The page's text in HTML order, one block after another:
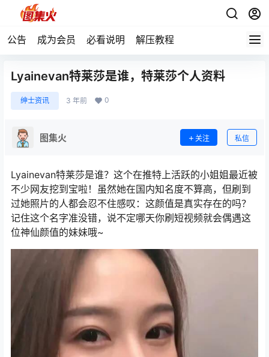
公告 成为会员 必看说明 解压教程
Lyainevan特莱莎是谁，特莱莎个人资料
绅士资讯 3 年前 0
图集火 关注 私信
Lyainevan特莱莎是谁？这个在推特上活跃的小姐姐最近被
不少网友挖到宝啦！虽然她在国内知名度不算高，但刷到
过她照片的人都会忍不住感叹：这颜值是真实存在的吗？
记住这个名字准没错，说不定哪天你刷短视频就会偶遇这
位神仙颜值的妹妹哦~